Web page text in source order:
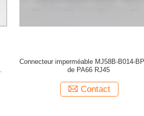
Connecteur imperméable MJ58B-B014-
de PA66 RJ45
Contact